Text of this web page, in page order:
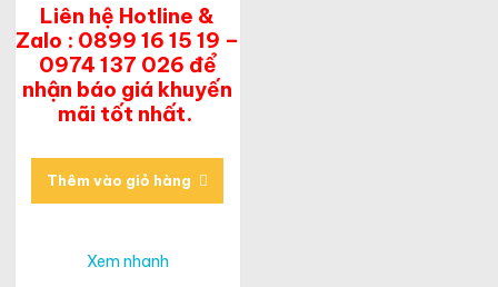
Liên hệ Hotline &
Zalo : 0899 16 15 19 –
0974 137 026 để
nhận báo giá khuyến
mãi tốt nhất.
Thêm vào giỏ hàng
Xem nhanh